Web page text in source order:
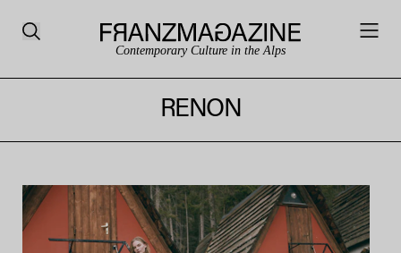
Contemporary Culture in the Alps
RENON